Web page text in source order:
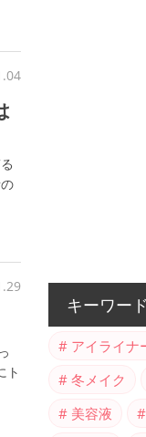
ト
キーワード
アイライナ
冬メイク
美容液